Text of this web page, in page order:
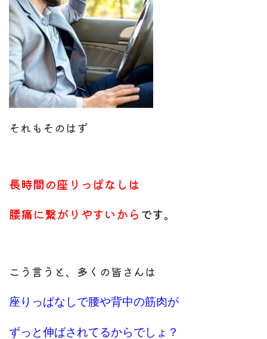
それもそのはず
長時間の座りっぱなしは
腰痛に繋がりやすいから です。
こう言うと、 多くの皆さんは
座りっぱなしで腰や背中の筋肉が
ずっと伸ばされてるからでしょ？